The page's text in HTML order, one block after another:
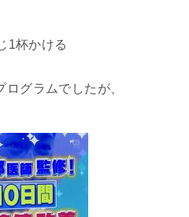
1杯かける
グラムでしたが、